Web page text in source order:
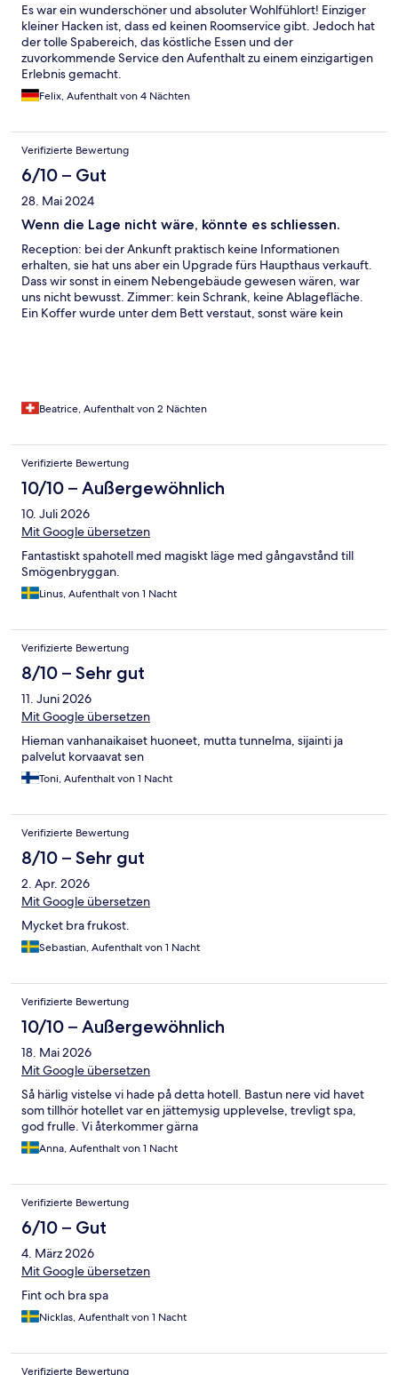
Es war ein wunderschöner und absoluter Wohlfühlort! Einziger
kleiner Hacken ist, dass ed keinen Roomservice gibt. Jedoch hat
der tolle Spabereich, das köstliche Essen und der
zuvorkommende Service den Aufenthalt zu einem einzigartigen
Erlebnis gemacht.
Felix, Aufenthalt von 4 Nächten
Verifizierte Bewertung
6/10 – Gut
28. Mai 2024
Wenn die Lage nicht wäre, könnte es schliessen.
Reception: bei der Ankunft praktisch keine Informationen
erhalten, sie hat uns aber ein Upgrade fürs Haupthaus verkauft.
Dass wir sonst in einem Nebengebäude gewesen wären, war
uns nicht bewusst. Zimmer: kein Schrank, keine Ablagefläche.
Ein Koffer wurde unter dem Bett verstaut, sonst wäre kein
Beatrice, Aufenthalt von 2 Nächten
Verifizierte Bewertung
10/10 – Außergewöhnlich
10. Juli 2026
Mit Google übersetzen
Fantastiskt spahotell med magiskt läge med gångavstånd till
Smögenbryggan.
Linus, Aufenthalt von 1 Nacht
Verifizierte Bewertung
8/10 – Sehr gut
11. Juni 2026
Mit Google übersetzen
Hieman vanhanaikaiset huoneet, mutta tunnelma, sijainti ja
palvelut korvaavat sen
Toni, Aufenthalt von 1 Nacht
Verifizierte Bewertung
8/10 – Sehr gut
2. Apr. 2026
Mit Google übersetzen
Mycket bra frukost.
Sebastian, Aufenthalt von 1 Nacht
Verifizierte Bewertung
10/10 – Außergewöhnlich
18. Mai 2026
Mit Google übersetzen
Så härlig vistelse vi hade på detta hotell. Bastun nere vid havet
som tillhör hotellet var en jättemysig upplevelse, trevligt spa,
god frulle. Vi återkommer gärna
Anna, Aufenthalt von 1 Nacht
Verifizierte Bewertung
6/10 – Gut
4. März 2026
Mit Google übersetzen
Fint och bra spa
Nicklas, Aufenthalt von 1 Nacht
Verifizierte Bewertung